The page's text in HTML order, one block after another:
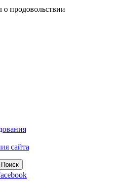
продовольствии
сайта